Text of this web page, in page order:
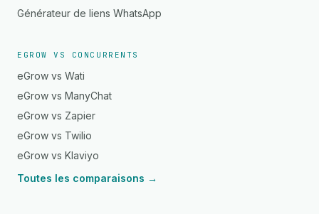
Générateur de liens WhatsApp
EGROW VS CONCURRENTS
eGrow vs Wati
eGrow vs ManyChat
eGrow vs Zapier
eGrow vs Twilio
eGrow vs Klaviyo
Toutes les comparaisons →